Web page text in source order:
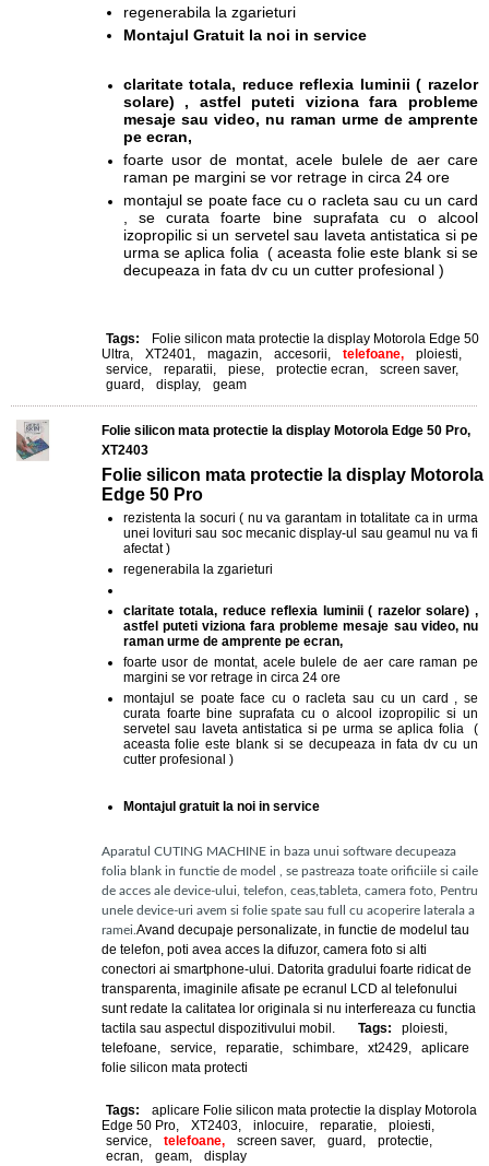
regenerabila la zgarieturi
Montajul Gratuit la noi in service
claritate totala, reduce reflexia luminii ( razelor
solare) , astfel puteti viziona fara probleme
mesaje sau video, nu raman urme de amprente
pe ecran,
foarte usor de montat, acele bulele de aer care
raman pe margini se vor retrage in circa 24 ore
montajul se poate face cu o racleta sau cu un card
, se curata foarte bine suprafata cu o alcool
izopropilic si un servetel sau laveta antistatica si pe
urma se aplica folia ( aceasta folie este blank si se
decupeaza in fata dv cu un cutter profesional )
Tags:
Folie silicon mata protectie la display Motorola Edge 50
Ultra, XT2401, magazin, accesorii, telefoane, ploiesti,
service, reparatii, piese, protectie ecran, screen saver,
guard , display, geam
Folie silicon mata protectie la display Motorola Edge 50 Pro,
XT2403
Folie silicon mata protectie la display Motorola
Edge 50 Pro
rezistenta la socuri ( nu va garantam in totalitate ca in urma
unei lovituri sau soc mecanic display-ul sau geamul nu va fi
afectat )
regenerabila la zgarieturi
claritate totala, reduce reflexia luminii ( razelor solare) ,
astfel puteti viziona fara probleme mesaje sau video, nu
raman urme de amprente pe ecran,
foarte usor de montat, acele bulele de aer care raman pe
margini se vor retrage in circa 24 ore
montajul se poate face cu o racleta sau cu un card , se
curata foarte bine suprafata cu o alcool izopropilic si un
servetel sau laveta antistatica si pe urma se aplica folia (
aceasta folie este blank si se decupeaza in fata dv cu un
cutter profesional )
Montajul gratuit la noi in service
Aparatul CUTING MACHINE in baza unui software decupeaza
folia blank in functie de model , se pastreaza toate orificiile si caile
de acces ale device-ului, telefon, ceas,tableta, camera foto, Pentru
unele device-uri avem si folie spate sau full cu acoperire laterala a
ramei.Avand decupaje personalizate, in functie de modelul tau
de telefon, poti avea acces la difuzor, camera foto si alti
conectori ai smartphone-ului. Datorita gradului foarte ridicat de
transparenta, imaginile afisate pe ecranul LCD al telefonului
sunt redate la calitatea lor originala si nu interfereaza cu functia
tactila sau aspectul dispozitivului mobil.
Tags: ploiesti,
telefoane, service, reparatie, schimbare, xt2429, aplicare
folie silicon mata protecti
Tags:
aplicare Folie silicon mata protectie la display Motorola
Edge 50 Pro, XT2403, inlocuire, reparatie, ploiesti,
service, telefoane, screen saver, guard , protectie,
ecran, geam, display